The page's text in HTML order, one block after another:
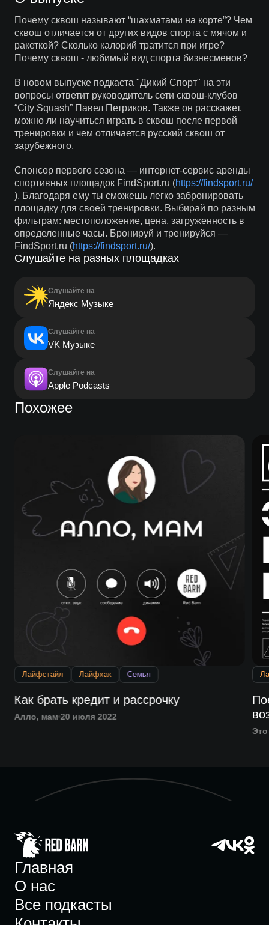
Почему сквош называют “шахматами на корте”? Чем
сквош отличается от других видов спорта с мячом и
ракеткой? Сколько калорий тратится при игре?
Почему сквош - любимый вид спорта бизнесменов?
В новом выпуске подкаста "Дикий Спорт" на эти
вопросы ответит руководитель сети сквош-клубов
“Сity Squash” Павел Петриков. Также он расскажет,
можно ли научиться играть в сквош после первой
тренировки и чем отличается русский сквош от
зарубежного.
Спонсор первого сезона — интернет-сервис аренды
спортивных площадок FindSport.ru (https://findsport.ru/
). Благодаря ему ты сможешь легко забронировать
площадку для своей тренировки. Выбирай по разным
фильтрам: местоположение, цена, загруженность в
определенные часы. Бронируй и тренируйся —
FindSport.ru (https://findsport.ru/).
Слушайте на разных площадках
Слушайте на
Яндекс Музыке
Слушайте на
VK Музыке
Слушайте на
Apple Podcasts
Похожее
Лайфстайл Лайфхак Семья
Как брать кредит и рассрочку
Алло, мам 20 июля 2022
Это
Главная
О нас
Все подкасты